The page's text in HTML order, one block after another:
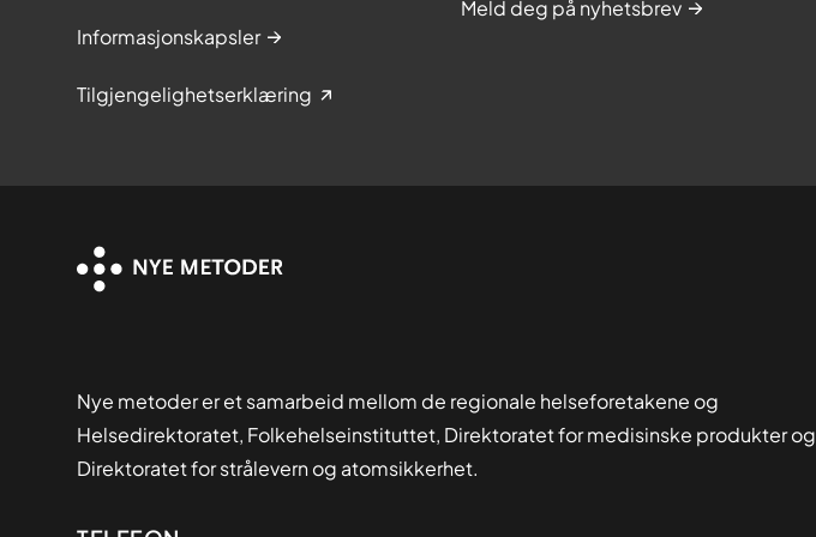
Informasjonskapsler
Tilgjengelighetserklæring
Meld deg på nyhetsbrev
Nye metoder er et samarbeid mellom de regionale helseforetakene og
Helsedirektoratet, Folkehelseinstituttet, Direktoratet for medisinske produkter og
Direktoratet for strålevern og atomsikkerhet.